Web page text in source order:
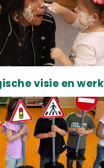
visie en